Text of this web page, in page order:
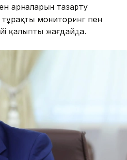
арналарын тазарту
тұрақты мониторинг пен
қалыпты жағдайда.